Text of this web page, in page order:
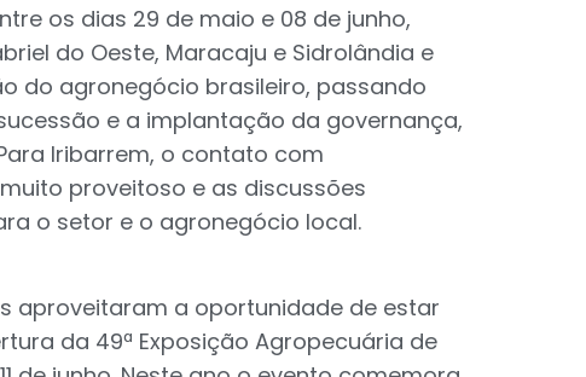
os dias 29 de maio e 08 de junho,
do Oeste, Maracaju e Sidrolândia e
do agronegócio brasileiro, passando
e a implantação da governança,
Iribarrem, o contato com
proveitoso e as discussões
o setor e o agronegócio local.
aproveitaram a oportunidade de estar
da 49ª Exposição Agropecuária de